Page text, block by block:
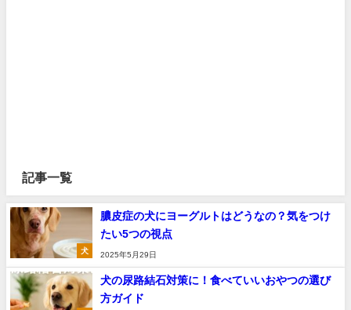
記事一覧
犬
膿皮症の犬にヨーグルトはどうなの？気をつけ
たい5つの視点
2025年5月29日
犬の尿路結石対策に！食べていいおやつの選び
方ガイド